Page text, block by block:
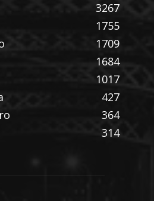
3267
1755
1709
1684
1017
427
364
314